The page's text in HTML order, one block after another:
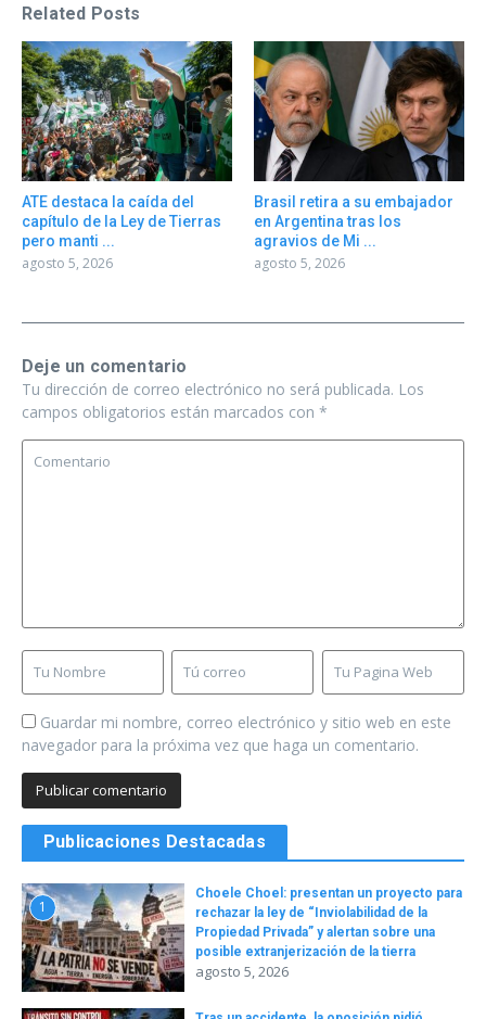
Related Posts
ATE destaca la caída del
capítulo de la Ley de Tierras
pero manti ...
agosto 5, 2026
Brasil retira a su embajador
en Argentina tras los
agravios de Mi ...
agosto 5, 2026
Deje un comentario
Tu dirección de correo electrónico no será publicada. Los
campos obligatorios están marcados con *
Guardar mi nombre, correo electrónico y sitio web en este
navegador para la próxima vez que haga un comentario.
Publicaciones Destacadas
1
Choele Choel: presentan un proyecto para
rechazar la ley de “Inviolabilidad de la
Propiedad Privada” y alertan sobre una
posible extranjerización de la tierra
agosto 5, 2026